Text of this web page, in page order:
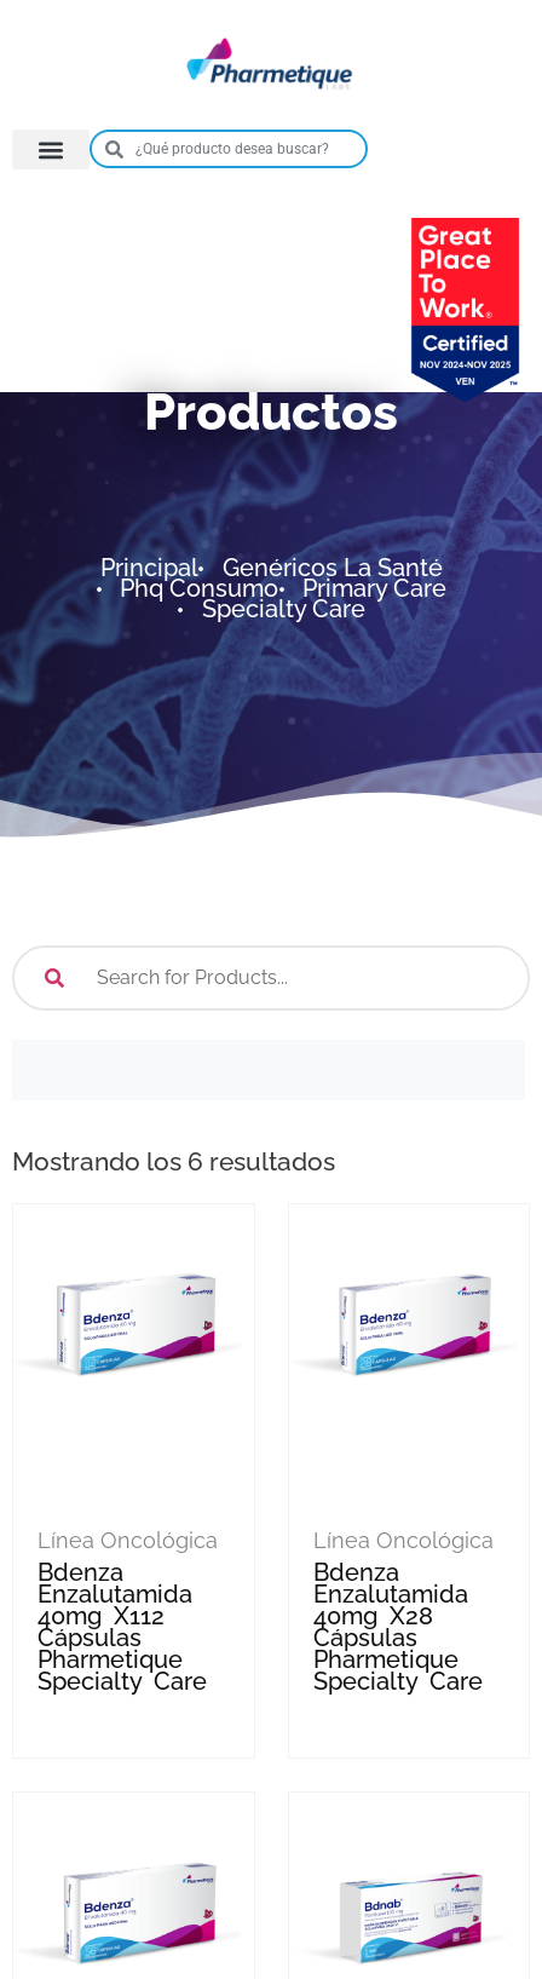
Productos
Principal Genéricos La Santé
Phq Consumo Primary Care
Specialty Care
Mostrando los 6 resultados
Línea Oncológica
Bdenza
Enzalutamida
40mg X112
Cápsulas
Pharmetique
Specialty Care
Línea Oncológica
Bdenza
Enzalutamida
40mg X28
Cápsulas
Pharmetique
Specialty Care